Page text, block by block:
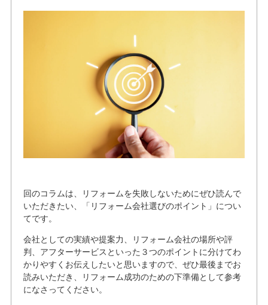
回のコラムは、リフォームを失敗しないためにぜひ読んで
いただきたい、「リフォーム会社選びのポイント」につい
てです。
会社としての実績や提案力、リフォーム会社の場所や評
判、アフターサービスといった３つのポイントに分けてわ
かりやすくお伝えしたいと思いますので、ぜひ最後までお
読みいただき、リフォーム成功のための下準備として参考
になさってください。